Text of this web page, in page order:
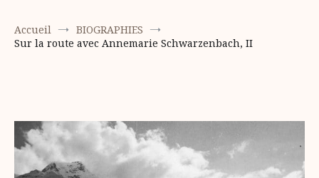
Accueil
BIOGRAPHIES
Sur la route avec Annemarie Schwarzenbach, II